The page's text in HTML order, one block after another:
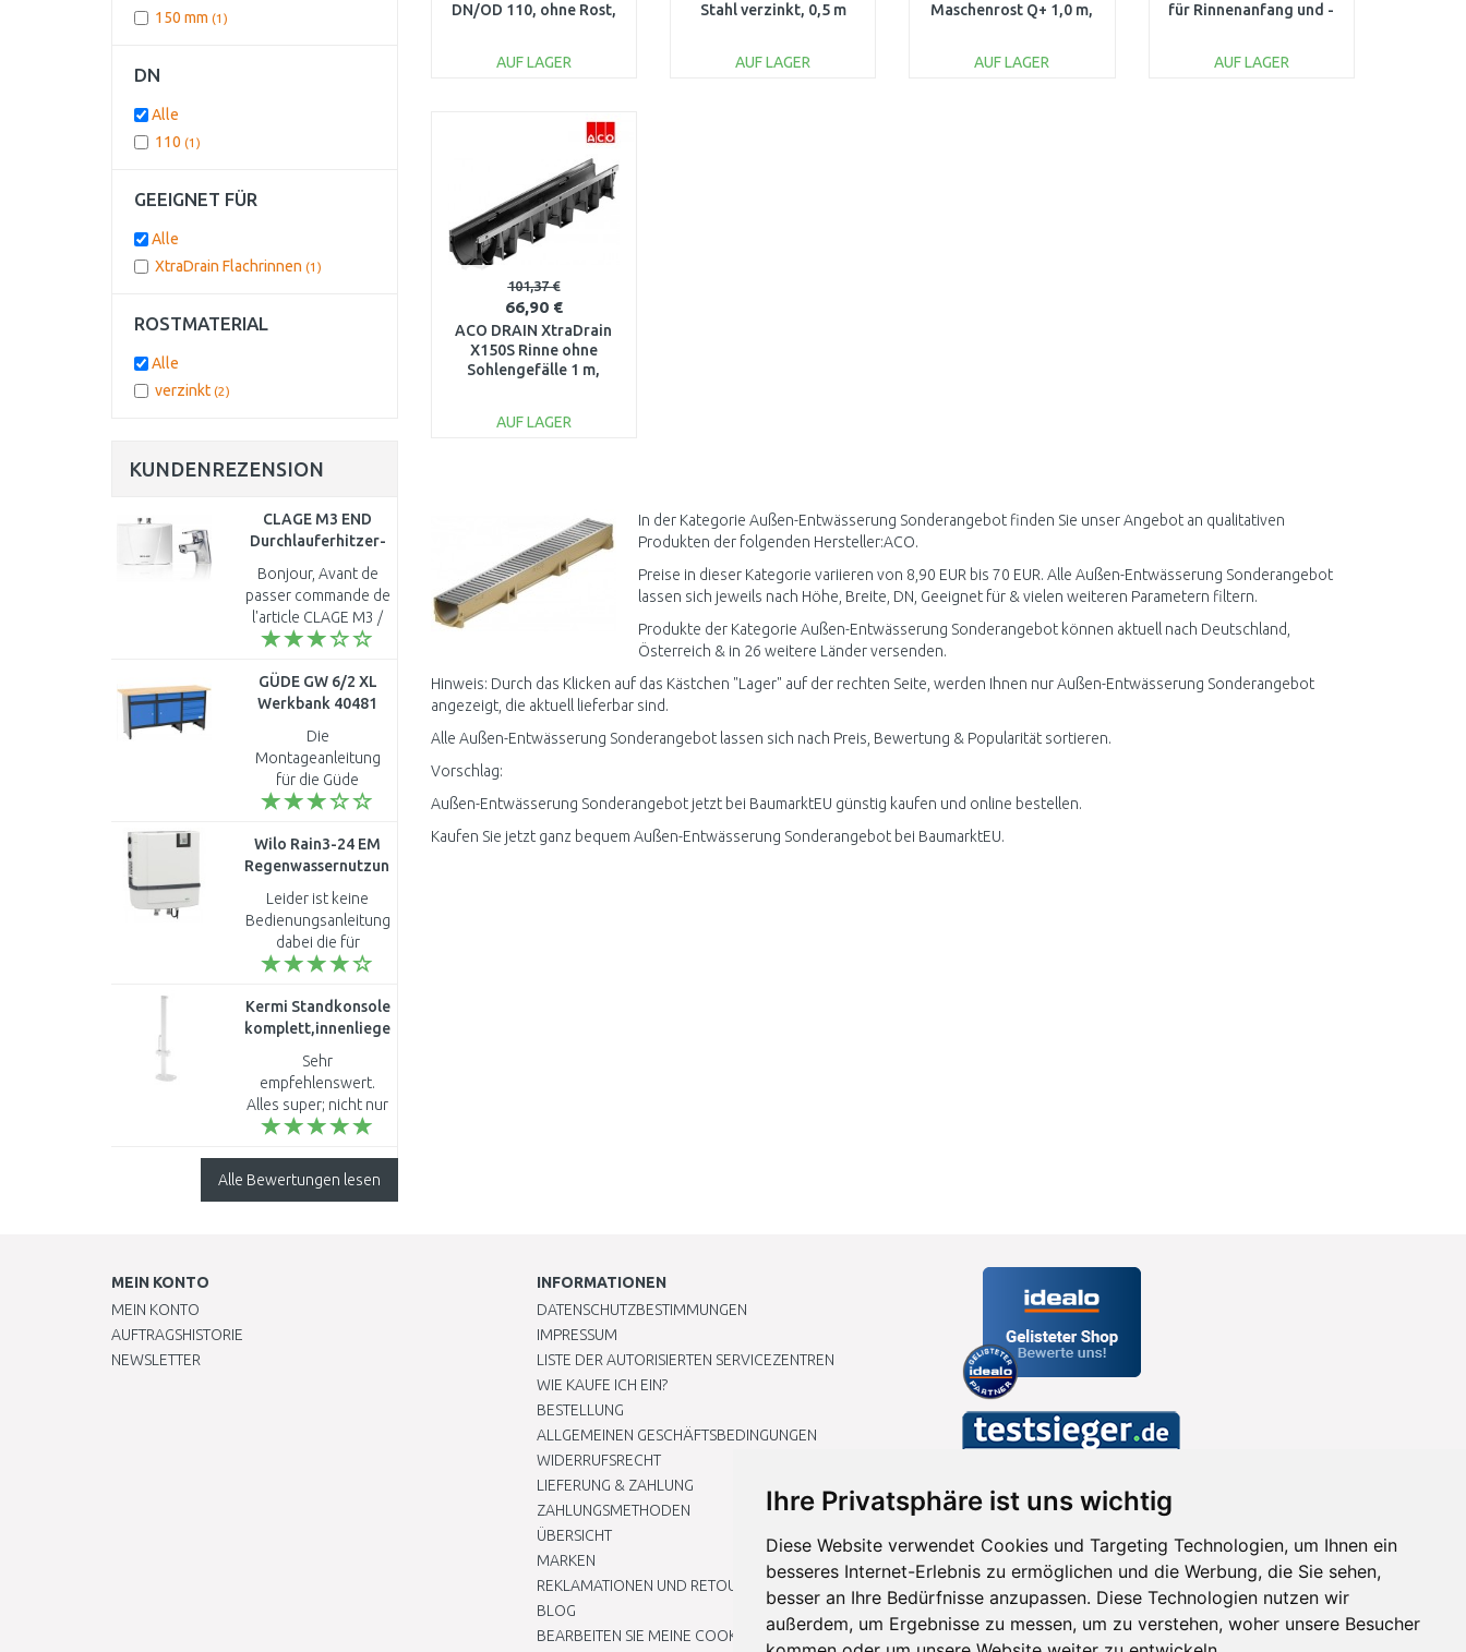
Ihre Privatsphäre ist uns wichtig
Diese Website verwendet Cookies und Targeting Technologien, um Ihnen ein
besseres Internet-Erlebnis zu ermöglichen und die Werbung, die Sie sehen,
besser an Ihre Bedürfnisse anzupassen. Diese Technologien nutzen wir
außerdem, um Ergebnisse zu messen, um zu verstehen, woher unsere Besucher
DN/OD 110, ohne Rost,
AUF LAGER
Stahl verzinkt, 0,5 m
AUF LAGER
Maschenrost Q+ 1,0 m,
AUF LAGER
für Rinnenanfang und -
AUF LAGER
101,37 €
66,90 €
ACO DRAIN XtraDrain
X150S Rinne ohne
Sohlengefälle 1 m,
AUF LAGER
In der Kategorie Außen-Entwässerung Sonderangebot finden Sie unser Angebot an qualitativen
Produkten der folgenden Hersteller:ACO.
Preise in dieser Kategorie variieren von 8,90 EUR bis 70 EUR. Alle Außen-Entwässerung Sonderangebot
lassen sich jeweils nach Höhe, Breite, DN, Geeignet für & vielen weiteren Parametern filtern.
Produkte der Kategorie Außen-Entwässerung Sonderangebot können aktuell nach Deutschland,
Österreich & in 26 weitere Länder versenden.
Hinweis: Durch das Klicken auf das Kästchen "Lager" auf der rechten Seite, werden Ihnen nur Außen-Entwässerung Sonderangebot
angezeigt, die aktuell lieferbar sind.
Alle Außen-Entwässerung Sonderangebot lassen sich nach Preis, Bewertung & Popularität sortieren.
Vorschlag:
Außen-Entwässerung Sonderangebot jetzt bei BaumarktEU günstig kaufen und online bestellen.
Kaufen Sie jetzt ganz bequem Außen-Entwässerung Sonderangebot bei BaumarktEU.
150 mm (1)
DN
Alle
110 (1)
GEEIGNET FÜR
Alle
XtraDrain Flachrinnen (1)
ROSTMATERIAL
Alle
verzinkt (2)
KUNDENREZENSION
CLAGE M3 END
Durchlauferhitzer-
Set 3,5 kW 230 V
1500-17243
Bonjour, Avant de
passer commande de
l'article CLAGE M3 /
END 3.5 kW / 230V
instantané avec
raccord J'aimerais
GÜDE GW 6/2 XL
Werkbank 40481
Die
Montageanleitung
für die Güde
Werkbank ist eine
unübersichtlich und
teilweise irreführend.
Nach mehrmaliger
Montage..
Wilo Rain3-24 EM
Regenwassernutzungsanlage
2551471
Leider ist keine
Bedienungsanleitung
dabei die für
jedermann leicht
geschrieben ist. Wie
man was einstellen
kann ist nicht besc..
Kermi Standkonsole
komplett,innenliegend
für BH 600, 900 und
AT 954 mm
ZB01380002
Sehr
empfehlenswert.
Alles super; nicht nur
der Preis. Danke...
Alle Bewertungen lesen
MEIN KONTO
MEIN KONTO
AUFTRAGSHISTORIE
NEWSLETTER
INFORMATIONEN
DATENSCHUTZBESTIMMUNGEN
IMPRESSUM
LISTE DER AUTORISIERTEN SERVICEZENTREN
WIE KAUFE ICH EIN?
BESTELLUNG
ALLGEMEINEN GESCHÄFTSBEDINGUNGEN
WIDERRUFSRECHT
LIEFERUNG & ZAHLUNG
ZAHLUNGSMETHODEN
ÜBERSICHT
MARKEN
REKLAMATIONEN UND RETOUREN
BLOG
BEARBEITEN SIE MEINE COOKIE-EINSTELLUNGEN